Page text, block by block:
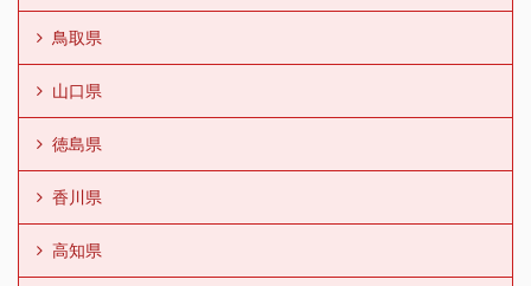
鳥取県
山口県
徳島県
香川県
高知県